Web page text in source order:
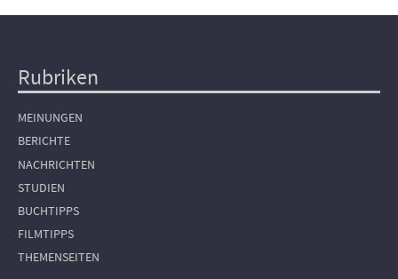
Hauptnavigation
Rubriken
MEINUNGEN
BERICHTE
NACHRICHTEN
STUDIEN
BUCHTIPPS
FILMTIPPS
THEMENSEITEN